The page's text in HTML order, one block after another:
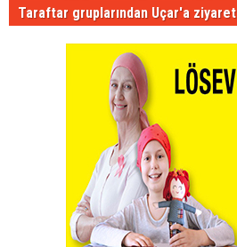
Taraftar gruplarından Uçar'a ziyaret